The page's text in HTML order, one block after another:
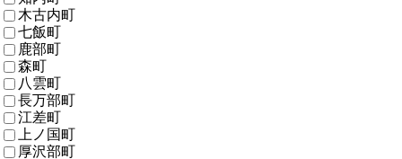
木古内町
七飯町
鹿部町
森町
八雲町
長万部町
江差町
上ノ国町
厚沢部町